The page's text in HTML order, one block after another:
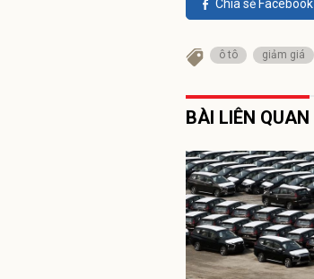
Chia sẻ Facebook
ô tô giảm giá
BÀI LIÊN QUAN